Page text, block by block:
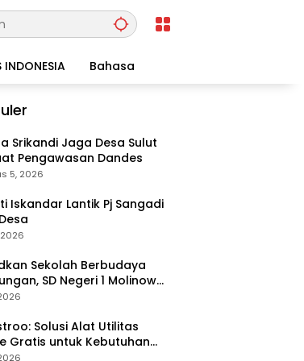
INDONESIA Bahasa
Srikandi Jaga Desa Sulut
Pengawasan Dandes
5, 2026
Iskandar Lantik Pj Sangadi
2026
Sekolah Berbudaya
SD Negeri 1 Molinow
melaksanakan
Program Sekolah
Solusi Alat Utilitas
Gratis untuk Kebutuhan
dan Profesional